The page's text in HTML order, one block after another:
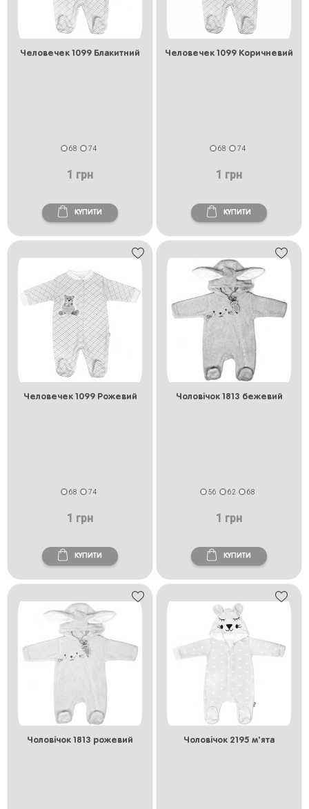
Человечек 1099 Блакитний
68 74
1 грн
КУПИТИ
Человечек 1099 Коричневий
68 74
1 грн
КУПИТИ
Человечек 1099 Рожевий
68 74
1 грн
КУПИТИ
Чоловічок 1813 бежевий
56 62 68
1 грн
КУПИТИ
Чоловічок 1813 рожевий Чоловічок 2195 м'ята